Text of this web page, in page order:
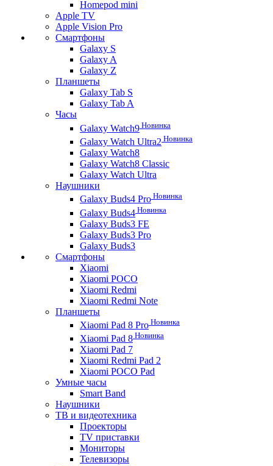
Homepod mini
Apple TV
Apple Vision Pro
Смартфоны
Galaxy S
Galaxy A
Galaxy Z
Планшеты
Galaxy Tab S
Galaxy Tab A
Часы
Galaxy Watch9 Новинка
Galaxy Watch Ultra2 Новинка
Galaxy Watch8
Galaxy Watch8 Classic
Galaxy Watch Ultra
Наушники
Galaxy Buds4 Pro Новинка
Galaxy Buds4 Новинка
Galaxy Buds3 FE
Galaxy Buds3 Pro
Galaxy Buds3
Смартфоны
Xiaomi
Xiaomi POCO
Xiaomi Redmi
Xiaomi Redmi Note
Планшеты
Xiaomi Pad 8 Pro Новинка
Xiaomi Pad 8 Новинка
Xiaomi Pad 7
Xiaomi Redmi Pad 2
Xiaomi POCO Pad
Умные часы
Smart Band
Наушники
ТВ и видеотехника
Проекторы
TV приставки
Мониторы
Телевизоры